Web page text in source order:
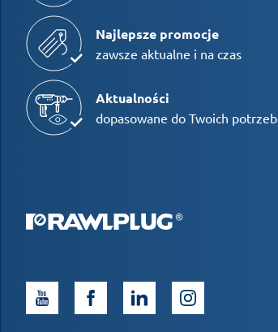
Najlepsze promocje
zawsze aktualne i na czas
Aktualności
dopasowane do Twoich potrzeb